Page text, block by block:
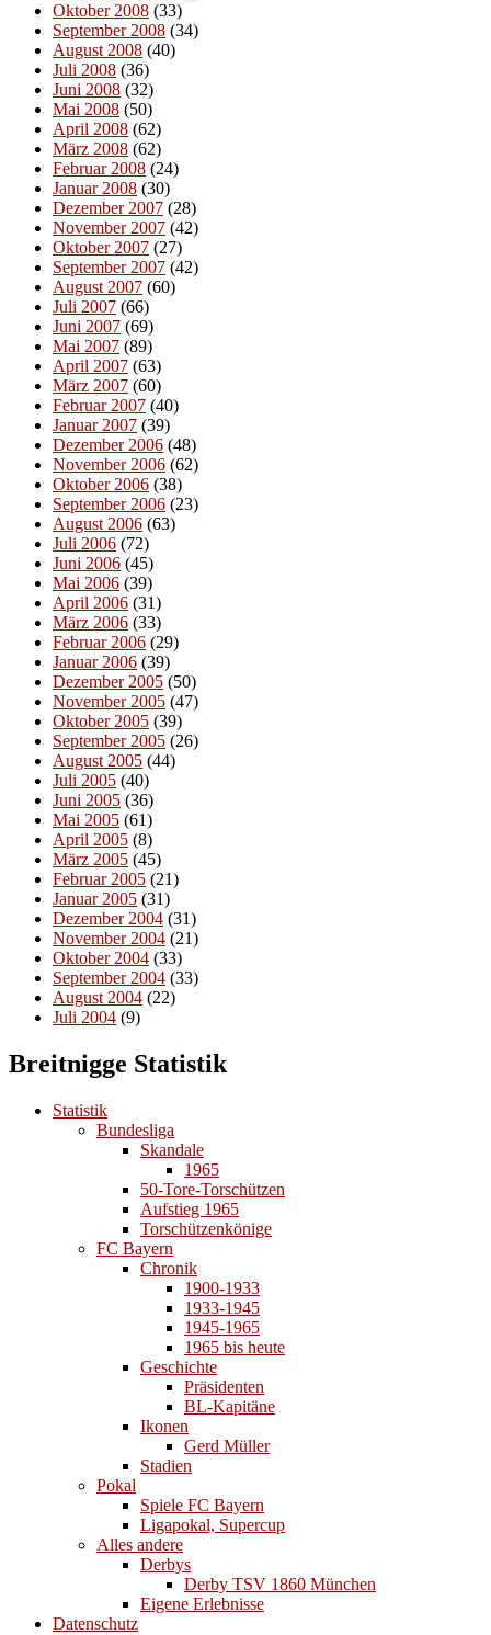
Oktober 2008 (33)
September 2008 (34)
August 2008 (40)
Juli 2008 (36)
Juni 2008 (32)
Mai 2008 (50)
April 2008 (62)
März 2008 (62)
Februar 2008 (24)
Januar 2008 (30)
Dezember 2007 (28)
November 2007 (42)
Oktober 2007 (27)
September 2007 (42)
August 2007 (60)
Juli 2007 (66)
Juni 2007 (69)
Mai 2007 (89)
April 2007 (63)
März 2007 (60)
Februar 2007 (40)
Januar 2007 (39)
Dezember 2006 (48)
November 2006 (62)
Oktober 2006 (38)
September 2006 (23)
August 2006 (63)
Juli 2006 (72)
Juni 2006 (45)
Mai 2006 (39)
April 2006 (31)
März 2006 (33)
Februar 2006 (29)
Januar 2006 (39)
Dezember 2005 (50)
November 2005 (47)
Oktober 2005 (39)
September 2005 (26)
August 2005 (44)
Juli 2005 (40)
Juni 2005 (36)
Mai 2005 (61)
April 2005 (8)
März 2005 (45)
Februar 2005 (21)
Januar 2005 (31)
Dezember 2004 (31)
November 2004 (21)
Oktober 2004 (33)
September 2004 (33)
August 2004 (22)
Juli 2004 (9)
Breitnigge Statistik
Statistik
Bundesliga
Skandale
1965
50-Tore-Torschützen
Aufstieg 1965
Torschützenkönige
FC Bayern
Chronik
1900-1933
1933-1945
1945-1965
1965 bis heute
Geschichte
Präsidenten
BL-Kapitäne
Ikonen
Gerd Müller
Stadien
Pokal
Spiele FC Bayern
Ligapokal, Supercup
Alles andere
Derbys
Derby TSV 1860 München
Eigene Erlebnisse
Datenschutz